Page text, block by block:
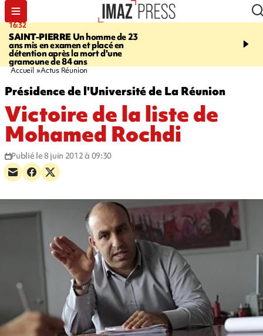
16:32
SAINT-PIERREUn homme de 23
ans mis en examen et placé en
détention après la mort d'une
gramoune de 84 ans
21:08
et Turquie scellent un
Accueil Actus Réunion
Présidence de l'Université de La Réunion
Victoire de la liste de
Mohamed Rochdi
Publié le 8 juin 2012 à 09:30